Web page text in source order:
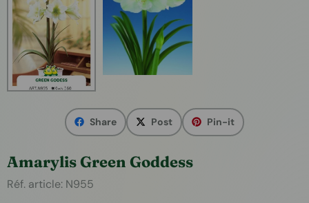
Share Post Pin-it
Amarylis Green Goddess
Réf. article: N955